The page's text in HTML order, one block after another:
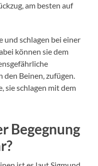
am besten auf
und schlagen bei einer
können sie dem
den Beinen, zufügen.
sie schlagen mit dem
Begegnung